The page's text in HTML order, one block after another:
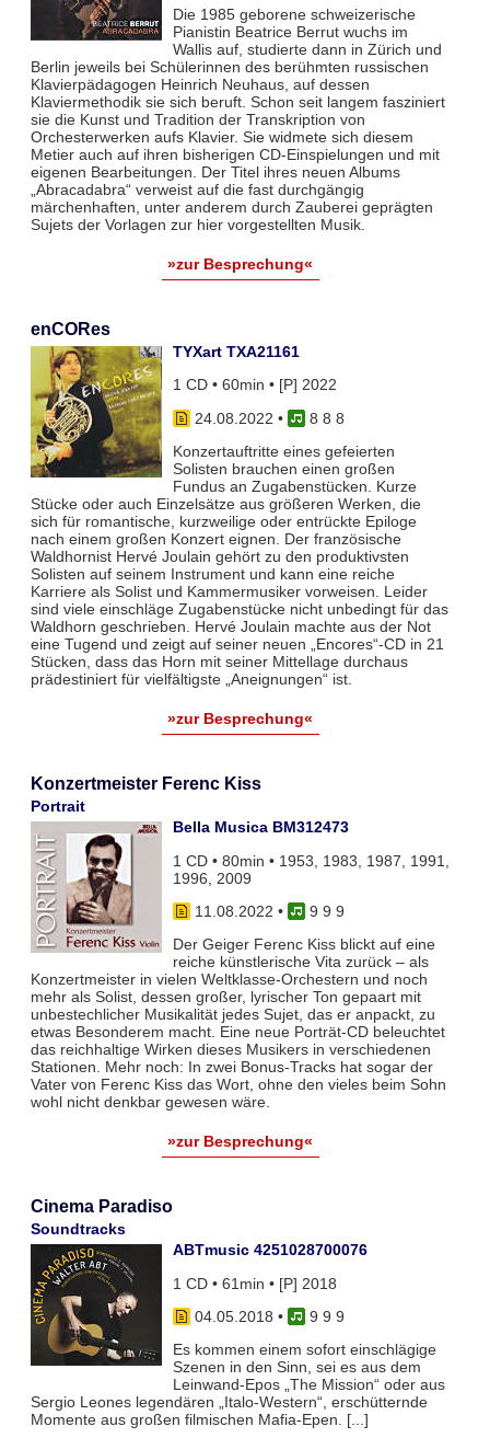
Die 1985 geborene schweizerische
Pianistin Beatrice Berrut wuchs im
Wallis auf, studierte dann in Zürich und
Berlin jeweils bei Schülerinnen des berühmten russischen
Klavierpädagogen Heinrich Neuhaus, auf dessen
Klaviermethodik sie sich beruft. Schon seit langem fasziniert
sie die Kunst und Tradition der Transkription von
Orchesterwerken aufs Klavier. Sie widmete sich diesem
Metier auch auf ihren bisherigen CD-Einspielungen und mit
eigenen Bearbeitungen. Der Titel ihres neuen Albums
„Abracadabra“ verweist auf die fast durchgängig
märchenhaften, unter anderem durch Zauberei geprägten
Sujets der Vorlagen zur hier vorgestellten Musik.
»zur Besprechung«
enCORes
TYXart TXA21161
1 CD • 60min • [P] 2022
24.08.2022 •
8 8 8
Konzertauftritte eines gefeierten
Solisten brauchen einen großen
Fundus an Zugabenstücken. Kurze
Stücke oder auch Einzelsätze aus größeren Werken, die
sich für romantische, kurzweilige oder entrückte Epiloge
nach einem großen Konzert eignen. Der französische
Waldhornist Hervé Joulain gehört zu den produktivsten
Solisten auf seinem Instrument und kann eine reiche
Karriere als Solist und Kammermusiker vorweisen. Leider
sind viele einschläge Zugabenstücke nicht unbedingt für das
Waldhorn geschrieben. Hervé Joulain machte aus der Not
eine Tugend und zeigt auf seiner neuen „Encores“-CD in 21
Stücken, dass das Horn mit seiner Mittellage durchaus
prädestiniert für vielfältigste „Aneignungen“ ist.
»zur Besprechung«
Konzertmeister Ferenc Kiss
Portrait
Bella Musica BM312473
1 CD • 80min • 1953, 1983, 1987, 1991,
1996, 2009
11.08.2022 •
9 9 9
Der Geiger Ferenc Kiss blickt auf eine
reiche künstlerische Vita zurück – als
Konzertmeister in vielen Weltklasse-Orchestern und noch
mehr als Solist, dessen großer, lyrischer Ton gepaart mit
unbestechlicher Musikalität jedes Sujet, das er anpackt, zu
etwas Besonderem macht. Eine neue Porträt-CD beleuchtet
das reichhaltige Wirken dieses Musikers in verschiedenen
Stationen. Mehr noch: In zwei Bonus-Tracks hat sogar der
Vater von Ferenc Kiss das Wort, ohne den vieles beim Sohn
wohl nicht denkbar gewesen wäre.
»zur Besprechung«
Cinema Paradiso
Soundtracks
ABTmusic 4251028700076
1 CD • 61min • [P] 2018
04.05.2018 •
9 9 9
Es kommen einem sofort einschlägige
Szenen in den Sinn, sei es aus dem
Leinwand-Epos „The Mission“ oder aus
Sergio Leones legendären „Italo-Western“, erschütternde
Momente aus großen filmischen Mafia-Epen. [...]